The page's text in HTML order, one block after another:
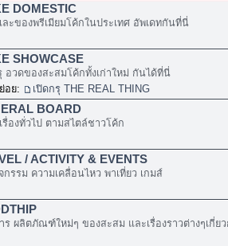
DOMESTIC
ะของพรีเมียมโค้กในประเทศ อัพเดทกันที่นี่
SHOWCASE
อวดของสะสมโค้กทั้งเก่าใหม่ กันได้ที่นี่
อย:
เปิดกรุ THE REAL THING
BOARD
รื่องทั่วไป ตามสไตล์ชาวโค้ก
/ ACTIVITY & EVENTS
กรรม ความเคลื่อนไหว พาเที่ยว เกมส์
ร ผลิตภัณฑ์ใหม่ๆ ของสะสม และเรื่องราวต่างๆเกี่ย